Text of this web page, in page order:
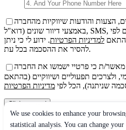
הצעות והודעות שיווקיות מהחברה
באמצעי דיוור שונים (דוא"ל, SMS, ו ווצאפ לרבות דיוור מותאם לפי
למדיניות הפרטיות. ידוע לי כי ניתן
להסיר את ההסכמה בכל עת.
מאשר/ת כי פרטיי ישמשו את החברה
ולצרכים תפעוליים ושיווקיים (בהתאם
שניתנה), הכל לפי מדיניות הפרטיות
Por
We use cookies to enhance your
statistical analysis. You can change